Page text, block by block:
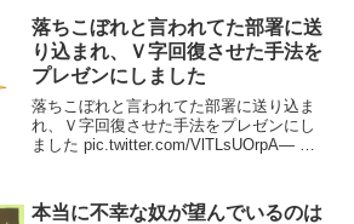
落ちこぼれと言われてた部署に送
り込まれ、Ｖ字回復させた手法を
プレゼンにしました
落ちこぼれと言われてた部署に送り込ま
れ、Ｖ字回復させた手法をプレゼンにし
ました pic.twitter.com/VlTLsUOrpA— ベ
うんだ...
本当に不幸な奴が望んでいるのは